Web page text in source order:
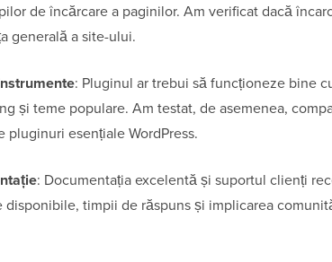
de încărcare a paginilor. Am verificat dacă
generală a site-ului.
: Pluginul ar trebui să funcționeze bine
și teme populare. Am testat, de asemenea,
pluginuri esențiale WordPress.
: Documentația excelentă și suportul clienți
disponibile, timpii de răspuns și implicarea